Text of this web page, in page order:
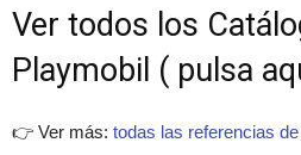
Ver todos los
Playmobil ( pulsa
👉 Ver más: todas las referencias